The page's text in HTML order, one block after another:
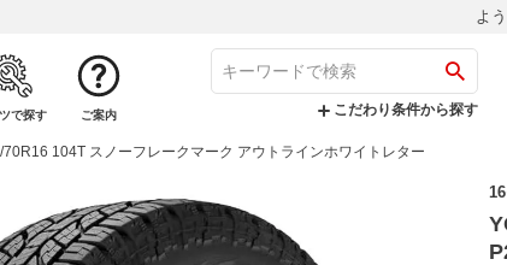
よ
で探す ご案内 こだわり条件から探す
104T スノーフレークマーク アウトラインホワイトレター